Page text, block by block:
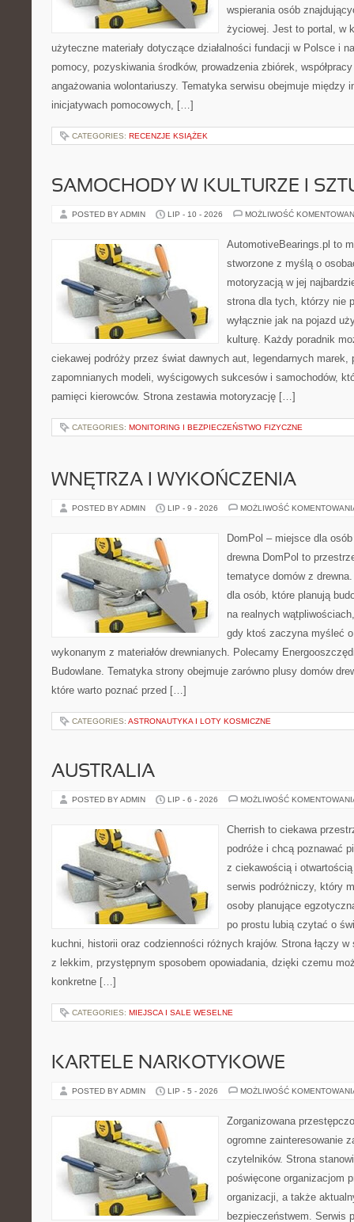
wspierania osób
życiowej. Jest to portal, w
użyteczne materiały dotyczące działalności fundacji w Polsce i
pomocy, pozyskiwania środków, prowadzenia zbiórek,
angażowania wolontariuszy. Tematyka serwisu obejmuje między
inicjatywach pomocowych, […]
CATEGORIES: RECENZJE KSIĄŻEK
SAMOCHODY W KULTURZE I
POSTED BY ADMIN LIP - 10 - 2026 MOŻLIWOŚĆ
AutomotiveBearings.pl to
stworzone z myślą o
motoryzacją w jej
strona dla tych, którzy nie
wyłącznie jak na pojazd
kulturę. Każdy poradnik
ciekawej podróży przez świat dawnych aut, legendarnych marek,
zapomnianych modeli, wyścigowych sukcesów i samochodów,
pamięci kierowców. Strona zestawia motoryzację […]
CATEGORIES: MONITORING I BEZPIECZEŃSTWO FIZYCZNE
WNĘTRZA I WYKOŃCZENIA
POSTED BY ADMIN LIP - 9 - 2026 MOŻLIWOŚĆ
DomPol – miejsce dla
drewna DomPol to
tematyce domów z
dla osób, które planują
na realnych
gdy ktoś zaczyna myśleć o
wykonanym z materiałów drewnianych. Polecamy
Budowlane. Tematyka strony obejmuje zarówno plusy domów
które warto poznać przed […]
CATEGORIES: ASTRONAUTYKA I LOTY KOSMICZNE
AUSTRALIA
POSTED BY ADMIN LIP - 6 - 2026 MOŻLIWOŚĆ
Cherrish to ciekawa
podróże i chcą poznawać
z ciekawością i
serwis podróżniczy, który
osoby planujące
po prostu lubią czytać o
kuchni, historii oraz codzienności różnych krajów. Strona łączy
z lekkim, przystępnym sposobem opowiadania, dzięki czemu
konkretne […]
CATEGORIES: MIEJSCA I SALE WESELNE
KARTELE NARKOTYKOWE
POSTED BY ADMIN LIP - 5 - 2026 MOŻLIWOŚĆ
Zorganizowana
ogromne zainteresowanie
czytelników. Strona
poświęcone organizacjom
organizacji, a także
bezpieczeństwem. Serwis